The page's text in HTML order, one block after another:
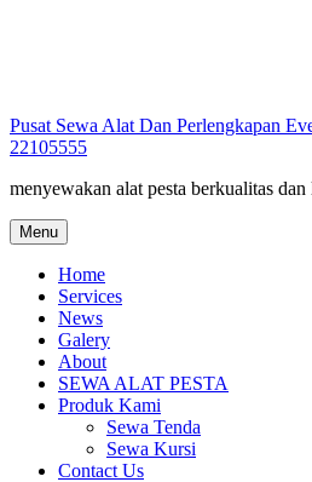
Pusat Sewa Alat Dan Perlengkapan
22105555
menyewakan alat pesta berkualitas dan
Menu
Home
Services
News
Galery
About
SEWA ALAT PESTA
Produk Kami
Sewa Tenda
Sewa Kursi
Contact Us